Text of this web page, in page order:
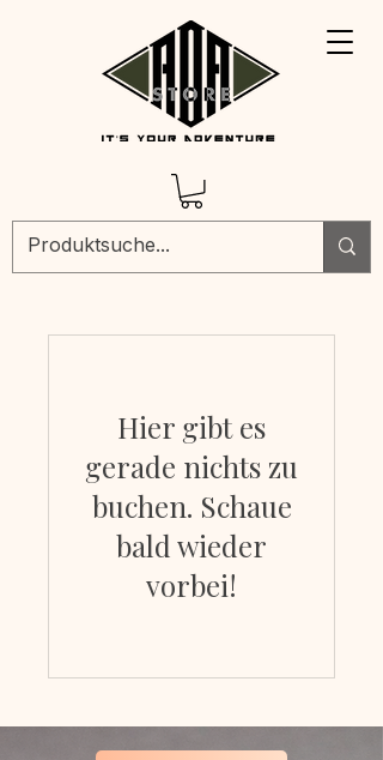
Hier gibt es
gerade nichts zu
buchen. Schaue
bald wieder
vorbei!